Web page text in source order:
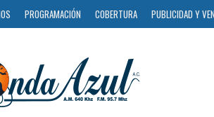
PROGRAMACIÓN COBERTURA PUBLICIDAD Y